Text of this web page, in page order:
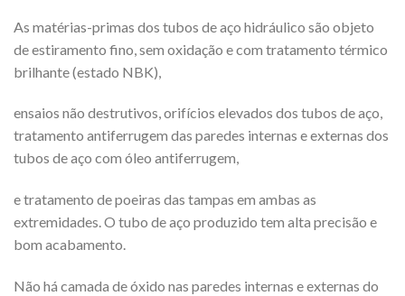
As matérias-primas dos tubos de aço hidráulico são objeto
de estiramento fino, sem oxidação e com tratamento térmico
brilhante (estado NBK),
ensaios não destrutivos, orifícios elevados dos tubos de aço,
tratamento antiferrugem das paredes internas e externas dos
tubos de aço com óleo antiferrugem,
e tratamento de poeiras das tampas em ambas as
extremidades. O tubo de aço produzido tem alta precisão e
bom acabamento.
Não há camada de óxido nas paredes internas e externas do